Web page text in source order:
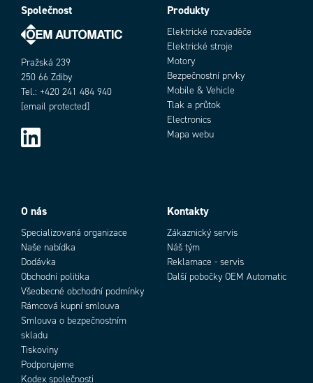
Společnost
Pražská 239
250 66 Zdiby
Tel.: +420 241 484 940
[email protected]
Produkty
Elektrické rozvaděče
Elektrické stroje
Motory
Bezpečnostní prvky
Mobile & Vehicle
Tlak a průtok
Electronics
Mapa webu
O nás
Specializovaná organizace
Naše nabídka
Dodávka
Obchodní politika
Všeobecné obchodní podmínky
Rámcová kupní smlouva
Smlouva o bezpečnostním
skladu
Tiskoviny
Podporujeme
Kodex společnosti
Kontakty
Zákaznický servis
Náš tým
Reklamace - servis
Další pobočky OEM Automatic